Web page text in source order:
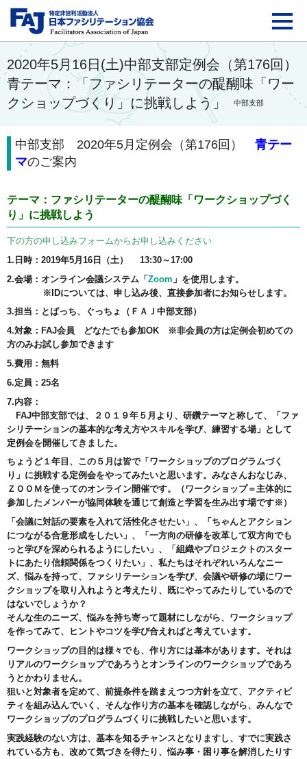
FAJ：特定非営利活動
2020年5月16日(土)中部支部定例会（第176回）
青テーマ：「ファシリテーターの醍醐味「ワー
クショップづくり」に挑戦しよう」
中部支部
中部支部 2020年5月定例会（第176回） 青テー
マのご案内
テーマ：ファシリテーターの醍醐味「ワークショップづく
り」に挑戦しよう
下の方の申し込みフォームからお申し込みください
1.日時：2019年5月16日（土） 13:30～17:00
2.会場：オンライン会議システム「Zoom 」を使用します。
※IDについては、申し込み後、直接参加者にお知らせします。
3.担当：とばっち、ぐっちょ（ＦＡＪ中部支部）
4.対象：FAJ会員 どなたでも参加OK ※非会員の方は定例会初めての
方のみお試し参加できます
5.費用：無料
6.定員：25名
7.内容：
FAJ中部支部では、２０１９年５月より、研鑽テーマと称して、「ファ
シリテーションの基本的な考え方やスキルを学び、練習する場」として
定例会を開催してきました。
ちょうど１年目、この５月は皆で「ワークショップのプログラムづく
り」に挑戦する定例会をやってみたいと思います。みなさんおなじみ、
ＺＯＯＭを使ってのオンライン開催です。（ワークショップ＝主体的に
参加したメンバーが協同体験を通じて創造と学習を生み出す場です※）
「会議に対話の要素を入れて活性化させたい」、「ちゃんとアクション
につながる合意形成をしたい」、「一方向の研修を改革して双方向でも
っと学びを深められるようにしたい」、「組織やプロジェクトのスター
トにあたり信頼関係をつくりたい」、私たちはそれぞれいろんなニー
ズ、悩みを持って、ファシリテーションを学び、会議や研修の場にワー
クショップを取り入れようと考えたり、既にやってみたりしているので
はないでしょうか？
そんな生のニーズ、悩みを持ち寄って題材にしながら、ワークショップ
を作ってみて、ヒントやコツを学び合えればと考えています。
ワークショップの目的は様々でも、作り方には基本があります。それは
リアルのワークショップであろうとオンラインのワークショップであろ
うとかわりません。
狙いと対象者を定めて、前提条件を踏まえつつ方針を立て、アクティビ
ティを組み込んでいく、そんな作り方の基本を確認しながら、みんなで
ワークショップのプログラムづくりに挑戦したいと思います。
実践経験のない方は、基本を知るチャンスとなりますし、すでに実践さ
れている方も、改めて気づきを得たり、悩み事・困り事を解消したりす